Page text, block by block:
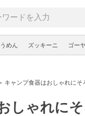
めん ズッキーニ ゴーヤ
キャンプ食器はおしゃれに
しゃれに